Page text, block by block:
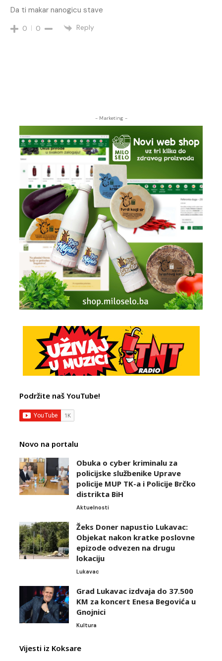
Da ti makar nanogicu stave
0 0 Reply
- Marketing -
Podržite naš YouTube!
Novo na portalu
Obuka o cyber kriminalu za
policijske službenike Uprave
policije MUP TK-a i Policije Brčko
distrikta BiH
Aktuelnosti
Žeks Doner napustio Lukavac:
Objekat nakon kratke poslovne
epizode odvezen na drugu
lokaciju
Lukavac
Grad Lukavac izdvaja do 37.500
KM za koncert Enesa Begovića u
Gnojnici
Kultura
Vijesti iz Koksare